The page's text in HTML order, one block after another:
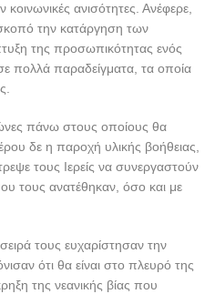
ανισότητες. Ανέφερε,
την κατάργηση των
της προσωπικότητας ενός
πολλά παραδείγματα, τα οποία
πάνω στους οποίους θα
δε η παροχή υλικής βοήθειας,
τους Ιερείς να συνεργαστούν
τους ανατέθηκαν, όσο και με
τους ευχαρίστησαν την
ότι θα είναι στο πλευρό της
της νεανικής βίας που